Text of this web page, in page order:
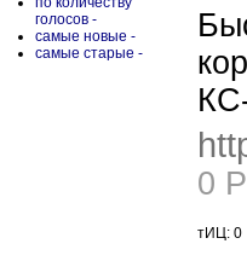
голосов -
самые новые -
самые старые -
0
тИЦ: 0